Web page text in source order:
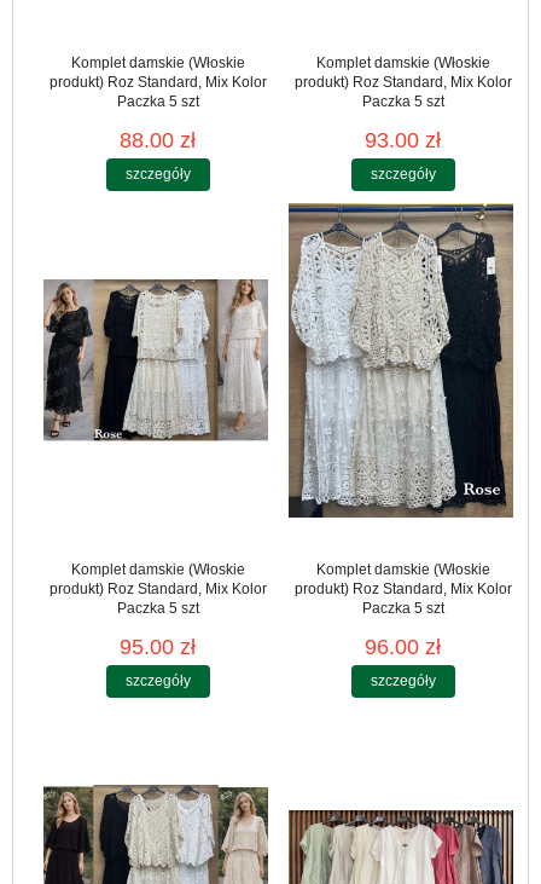
Komplet damskie (Włoskie
produkt) Roz Standard, Mix Kolor
Paczka 5 szt
88.00 zł
szczegóły
Komplet damskie (Włoskie
produkt) Roz Standard, Mix Kolor
Paczka 5 szt
93.00 zł
szczegóły
Komplet damskie (Włoskie
produkt) Roz Standard, Mix Kolor
Paczka 5 szt
95.00 zł
szczegóły
Komplet damskie (Włoskie
produkt) Roz Standard, Mix Kolor
Paczka 5 szt
96.00 zł
szczegóły